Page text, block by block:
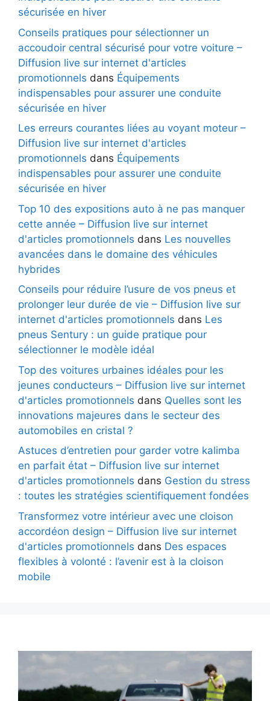
sécurisée en hiver
Conseils pratiques pour sélectionner un
accoudoir central sécurisé pour votre voiture –
Diffusion live sur internet d'articles
promotionnels dans Équipements
indispensables pour assurer une conduite
sécurisée en hiver
Les erreurs courantes liées au voyant moteur –
Diffusion live sur internet d'articles
promotionnels dans Équipements
indispensables pour assurer une conduite
sécurisée en hiver
Top 10 des expositions auto à ne pas manquer
cette année – Diffusion live sur internet
d'articles promotionnels dans Les nouvelles
avancées dans le domaine des véhicules
hybrides
Conseils pour réduire l’usure de vos pneus et
prolonger leur durée de vie – Diffusion live sur
internet d'articles promotionnels dans Les
pneus Sentury : un guide pratique pour
sélectionner le modèle idéal
Top des voitures urbaines idéales pour les
jeunes conducteurs – Diffusion live sur internet
d'articles promotionnels dans Quelles sont les
innovations majeures dans le secteur des
automobiles en cristal ?
Astuces d’entretien pour garder votre kalimba
en parfait état – Diffusion live sur internet
d'articles promotionnels dans Gestion du stress
: toutes les stratégies scientifiquement fondées
Transformez votre intérieur avec une cloison
accordéon design – Diffusion live sur internet
d'articles promotionnels dans Des espaces
flexibles à volonté : l’avenir est à la cloison
mobile